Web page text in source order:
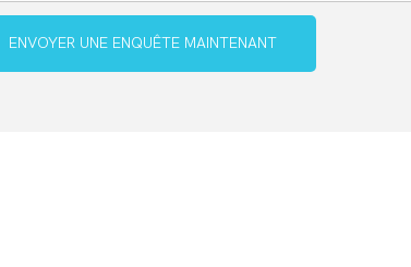
ENVOYER UNE ENQUÊTE MAINTENANT